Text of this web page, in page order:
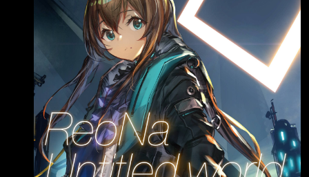
奇 KT vs GEN 18:00 崛起 BFX vs BRO 轉播連結
韓語 https://www.sooplive.co.kr/sta